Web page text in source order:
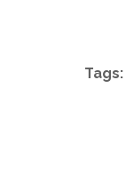
Tags: